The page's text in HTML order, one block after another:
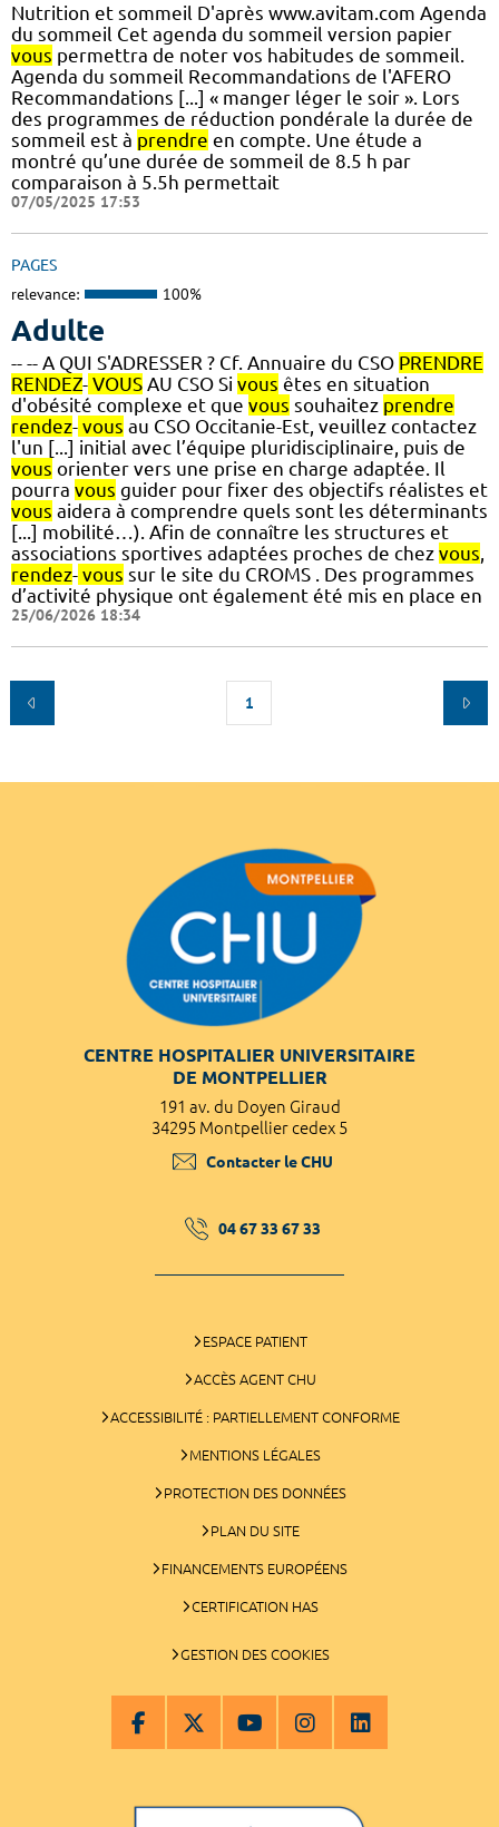
Nutrition et sommeil D'après www.avitam.com Agenda
du sommeil Cet agenda du sommeil version papier
vous permettra de noter vos habitudes de sommeil.
Agenda du sommeil Recommandations de l'AFERO
Recommandations [...] « manger léger le soir ». Lors
des programmes de réduction pondérale la durée de
sommeil est à prendre en compte. Une étude a
montré qu’une durée de sommeil de 8.5 h par
comparaison à 5.5h permettait
07/05/2025 17:53
PAGES
relevance: 100%
Adulte
-- -- A QUI S'ADRESSER ? Cf. Annuaire du CSO PRENDRE
RENDEZ- VOUS AU CSO Si vous êtes en situation
d'obésité complexe et que vous souhaitez prendre
rendez- vous au CSO Occitanie-Est, veuillez contactez
l'un [...] initial avec l’équipe pluridisciplinaire, puis de
vous orienter vers une prise en charge adaptée. Il
pourra vous guider pour fixer des objectifs réalistes et
vous aidera à comprendre quels sont les déterminants
[...] mobilité…). Afin de connaître les structures et
associations sportives adaptées proches de chez vous,
rendez- vous sur le site du CROMS . Des programmes
d’activité physique ont également été mis en place en
25/06/2026 18:34
1
CENTRE HOSPITALIER UNIVERSITAIRE
DE MONTPELLIER
191 av. du Doyen Giraud
34295 Montpellier cedex 5
Contacter le CHU
04 67 33 67 33
ESPACE PATIENT
ACCÈS AGENT CHU
ACCESSIBILITÉ : PARTIELLEMENT CONFORME
MENTIONS LÉGALES
PROTECTION DES DONNÉES
PLAN DU SITE
FINANCEMENTS EUROPÉENS
CERTIFICATION HAS
GESTION DES COOKIES